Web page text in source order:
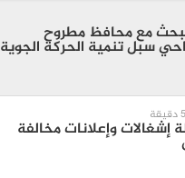
يبحث مع محافظ مطروح
سبل تنمية الحركة الجوية
حالة إشغالات وإعلانات مخالفة